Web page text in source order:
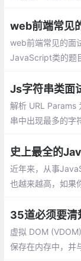
树、海康威视、蘑
海风教育。以下是
web前端常见
web前端常见的面
JavaScript类的题
难的技术问题是？
Js字符串类面
解析 URL Params
串中出现最多的字
史上最全的
近年来，从事
也越来越高，如果
案，欢迎移步至评
35道必须要清
虚拟 DOM
保存在内存中，并